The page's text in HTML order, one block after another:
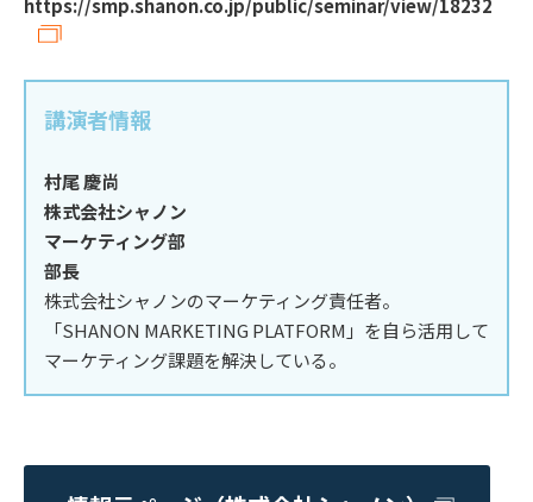
https://smp.shanon.co.jp/public/seminar/view/18232
講演者情報
村尾 慶尚
株式会社シャノン
マーケティング部
部長
株式会社シャノンのマーケティング責任者。
「SHANON MARKETING PLATFORM」を自ら活用して
マーケティング課題を解決している。